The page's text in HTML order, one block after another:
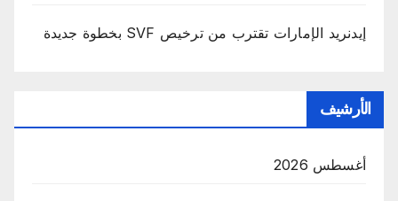
إيدنريد الإمارات تقترب من ترخيص SVF بخطوة جديدة
الأرشيف
أغسطس 2026